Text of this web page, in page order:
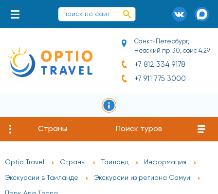
Санкт-Петербург,
Невский пр. 30, офис 4.29
+7 812 334 9178
+7 911 775 3000
Страны Поиск туров
Optio Travel Страны Таиланд Информация
Экскурсии в Таиланде Экскурсии из региона Самуи